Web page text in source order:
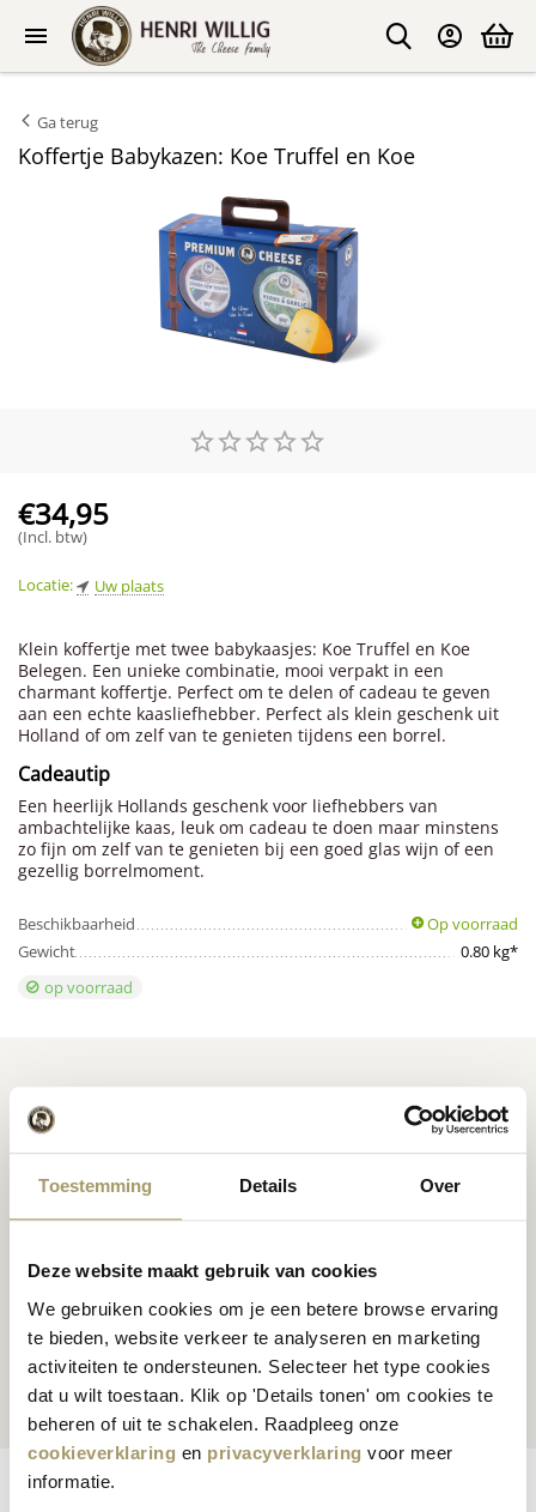
Toestemming Details Over
Deze website maakt gebruik van cookies
We gebruiken cookies om je een betere browse ervaring
te bieden, website verkeer te analyseren en marketing
activiteiten te ondersteunen. Selecteer het type cookies
dat u wilt toestaan. Klik op 'Details tonen' om cookies te
beheren of uit te schakelen. Raadpleeg onze
cookieverklaring en privacyverklaring voor meer
informatie.
Ga terug
Koffertje Babykazen: Koe Truffel en Koe
€34,95
(Incl. btw)
Locatie: Uw plaats
Klein koffertje met twee babykaasjes: Koe Truffel en Koe
Belegen. Een unieke combinatie, mooi verpakt in een
charmant koffertje. Perfect om te delen of cadeau te geven
aan een echte kaasliefhebber. Perfect als klein geschenk uit
Holland of om zelf van te genieten tijdens een borrel.
Cadeautip
Een heerlijk Hollands geschenk voor liefhebbers van
ambachtelijke kaas, leuk om cadeau te doen maar minstens
zo fijn om zelf van te genieten bij een goed glas wijn of een
gezellig borrelmoment.
Beschikbaarheid
Op voorraad
Gewicht
0.80 kg*
op voorraad
Kaas inspiratie recepten Premium Hollandsekaas
Klanten beoordelen ons
gemiddeld met een 9.5
Snelle en betrouwbare
levering
Eigenschappen